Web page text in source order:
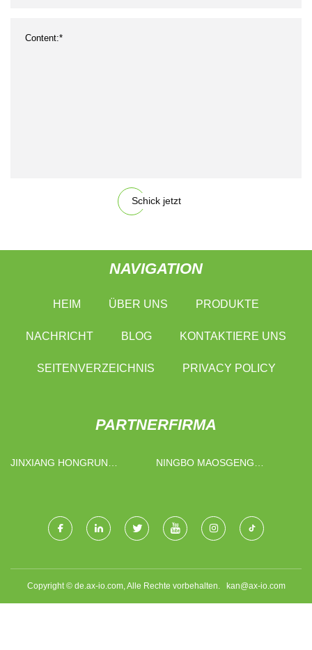
Schick jetzt
NAVIGATION
HEIM ÜBER UNS PRODUKTE
NACHRICHT BLOG KONTAKTIERE UNS
SEITENVERZEICHNIS PRIVACY POLICY
PARTNERFIRMA
JINXIANG HONGRUN
NINGBO MAOSGENG
Copyright © de.ax-io.com, Alle Rechte vorbehalten. kan@ax-io.com